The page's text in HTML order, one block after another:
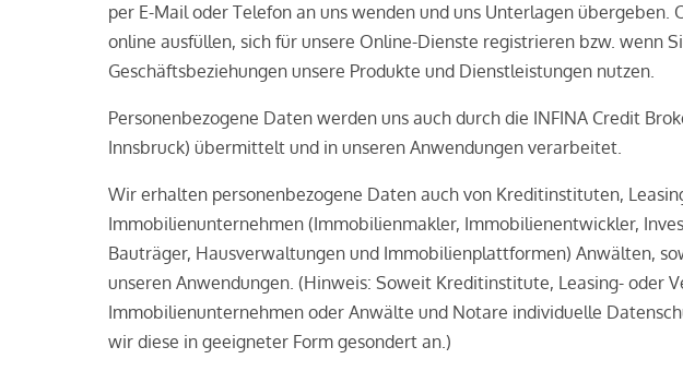
per E-Mail oder Telefon an uns wenden und uns Unterlagen übergeben.
online ausfüllen, sich für unsere Online­-Dienste registrieren bzw. wenn
Geschäftsbeziehungen unsere Produkte und Dienstleistungen nutzen.
Personenbezogene Daten werden uns auch durch die INFINA Credit
Innsbruck) übermittelt und in unseren Anwendungen verarbeitet.
Wir erhalten personenbezogene Daten auch von Kreditinstituten,
Immobilienunternehmen (Immobilienmakler, Immobilienentwickler,
Bauträger, Hausverwaltungen und Immobilienplattformen) Anwälten,
unseren Anwendungen. (Hinweis: Soweit Kreditinstitute, Leasing- oder
Immobilienunternehmen oder Anwälte und Notare individuelle
wir diese in geeigneter Form gesondert an.)